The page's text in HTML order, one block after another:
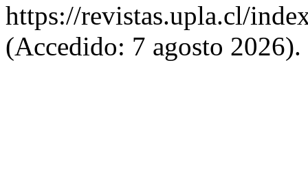
https://revistas.upla.cl/
(Accedido: 7 agosto 2026).